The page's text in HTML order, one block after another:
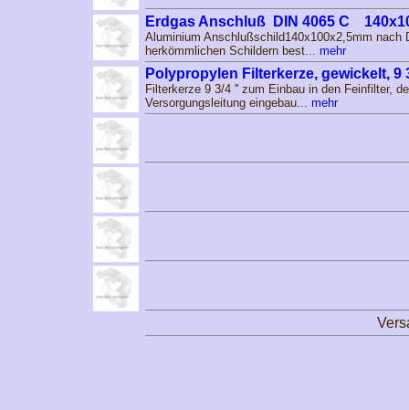
Erdgas Anschluß DIN 4065 C
Aluminium Anschlußschild140x100x2,5mm
herkömmlichen Schildern best... mehr
Polypropylen Filterkerze, gewickelt, 9
Filterkerze 9 3/4 '' zum Einbau in den Feinfilter,
Versorgungsleitung eingebau... mehr